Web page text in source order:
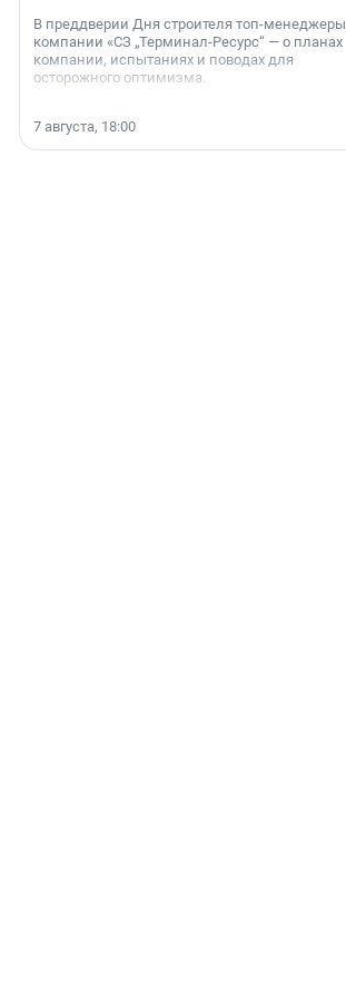
В преддверии Дня строителя топ-менеджеры
компании «СЗ „Терминал-Ресурс“ — о планах
компании, испытаниях и поводах для
осторожного оптимизма.
7 августа, 18:00